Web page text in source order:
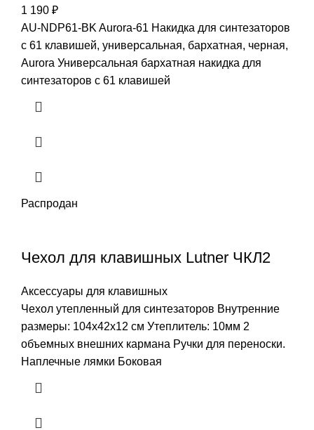
1 190 ₽
AU-NDP61-BK Aurora-61 Накидка для синтезаторов
с 61 клавишей, универсальная, бархатная, черная,
Aurora Универсальная бархатная накидка для
синтезаторов с 61 клавишей
Распродан
Чехол для клавишных Lutner ЧКЛ2
Аксессуары для клавишных
Чехол утепленный для синтезаторов Внутренние
размеры: 104х42х12 см Утеплитель: 10мм 2
объемных внешних кармана Ручки для переноски.
Наплечные лямки Боковая